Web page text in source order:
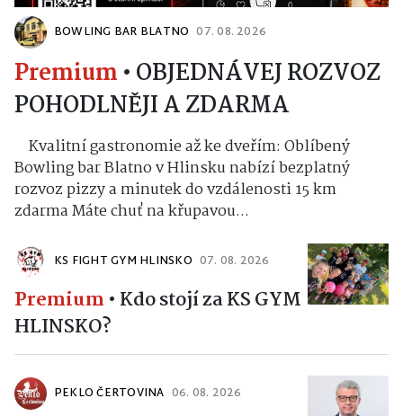
BOWLING BAR BLATNO 07. 08. 2026
Premium • OBJEDNÁVEJ ROZVOZ
POHODLNĚJI A ZDARMA
Kvalitní gastronomie až ke dveřím: Oblíbený
Bowling bar Blatno v Hlinsku nabízí bezplatný
rozvoz pizzy a minutek do vzdálenosti 15 km
zdarma Máte chuť na křupavou...
KS FIGHT GYM HLINSKO 07. 08. 2026
Premium • Kdo stojí za KS GYM
HLINSKO?
PEKLO ČERTOVINA 06. 08. 2026